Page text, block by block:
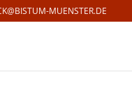
MUENSTER.DE